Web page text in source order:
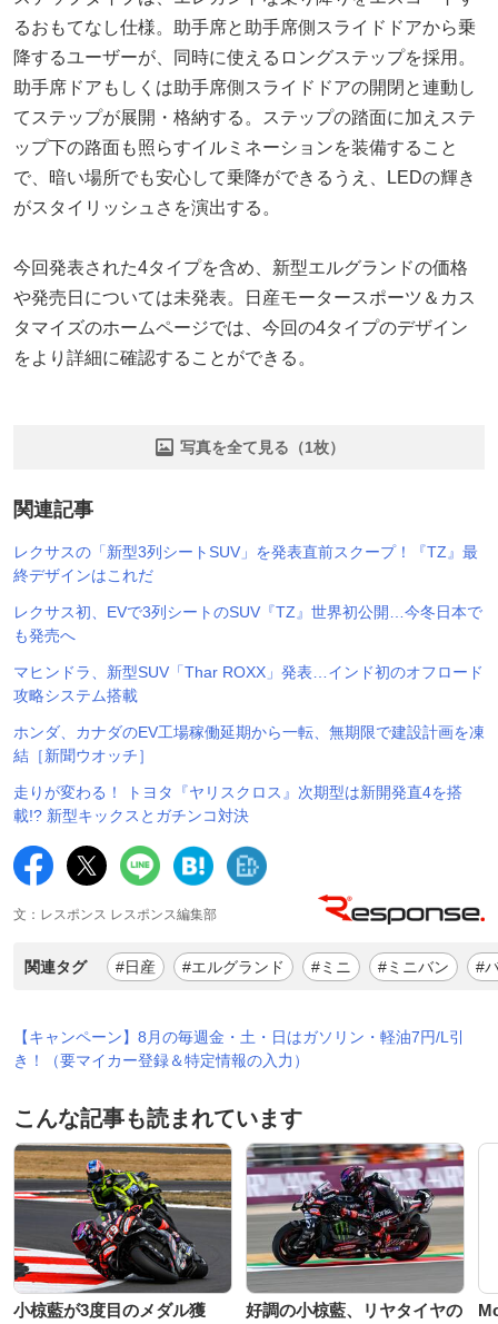
るおもてなし仕様。助手席と助手席側スライドドアから乗
降するユーザーが、同時に使えるロングステップを採用。
助手席ドアもしくは助手席側スライドドアの開閉と連動し
てステップが展開・格納する。ステップの踏面に加えステ
ップ下の路面も照らすイルミネーションを装備すること
で、暗い場所でも安心して乗降ができるうえ、LEDの輝き
がスタイリッシュさを演出する。
今回発表された4タイプを含め、新型エルグランドの価格
や発売日については未発表。日産モータースポーツ＆カス
タマイズのホームページでは、今回の4タイプのデザイン
をより詳細に確認することができる。
写真を全て見る（1枚）
関連記事
レクサスの「新型3列シートSUV」を発表直前スクープ！『TZ』最
終デザインはこれだ
レクサス初、EVで3列シートのSUV『TZ』世界初公開…今冬日本で
も発売へ
マヒンドラ、新型SUV「Thar ROXX」発表…インド初のオフロード
攻略システム搭載
ホンダ、カナダのEV工場稼働延期から一転、無期限で建設計画を凍
結［新聞ウオッチ］
走りが変わる！ トヨタ『ヤリスクロス』次期型は新開発直4を搭
載!? 新型キックスとガチンコ対決
文：レスポンス レスポンス編集部
関連タグ #日産 #エルグランド #ミニ #ミニバン #
【キャンペーン】8月の毎週金・土・日はガソリン・軽油7円/L引
き！（要マイカー登録＆特定情報の入力）
こんな記事も読まれています
小椋藍が3度目のメダル獲
好調の小椋藍、リヤタイヤの